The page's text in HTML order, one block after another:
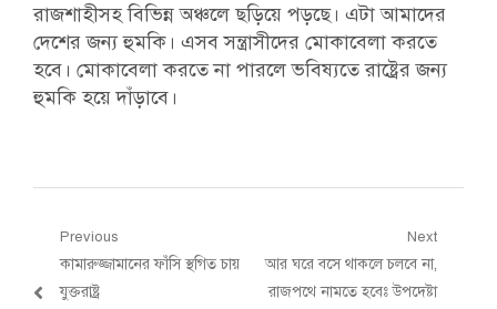
রাজশাহীসহ বিভিন্ন অঞ্চলে ছড়িয়ে পড়ছে। এটা আমাদের
দেশের জন্য হুমকি। এসব সন্ত্রাসীদের মোকাবেলা করতে
হবে। মোকাবেলা করতে না পারলে ভবিষ্যতে রাষ্ট্রের জন্য
হুমকি হয়ে দাঁড়াবে।
Post
navigation
Previous
Previous
post:
কামারুজ্জামানের ফাঁসি স্থগিত চায়
যুক্তরাষ্ট্র
Next
Next
post:
আর ঘরে বসে থাকলে চলবে না,
রাজপথে নামতে হবেঃ উপদেষ্টা